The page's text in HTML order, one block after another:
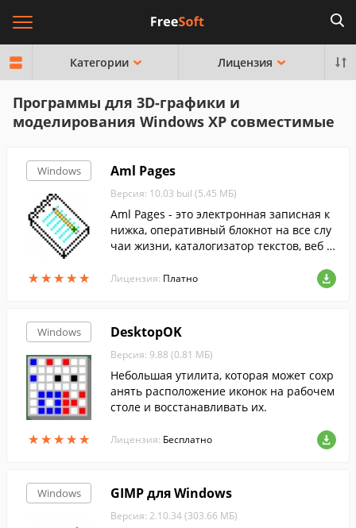
Категории Лицензия
Программы для 3D-графики и
моделирования Windows XP совместимые
Windows
★★★★★
★★★★★
Aml Pages
Версия: 10.03 buil (5.45 МБ)
Aml Pages - это электронная записная к
нижка, оперативный блокнот на все слу
чаи жизни, каталогизатор текстов, веб с
Лицензия: Платно
Windows
★★★★★
★★★★★
DesktopOK
Версия: 9.88 (0.81 МБ)
Небольшая утилита, которая может сохр
анять расположение иконок на рабочем
столе и восстанавливать их.
Лицензия: Бесплатно
Windows GIMP для Windows
Версия: 2.10.34 (303.66 МБ)